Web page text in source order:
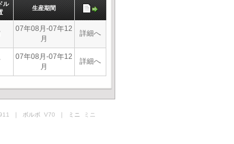
ル
生産期間
07年08月-07年12
月
詳細へ
07年08月-07年12
月
詳細へ
｜ ボルボ V70 ｜ ミニ ミニ